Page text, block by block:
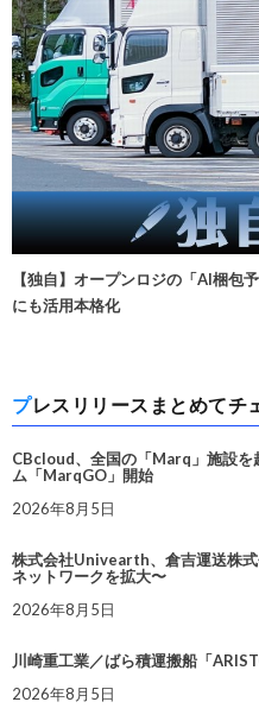
【独自】オープンロジの「AI梱包
にも活用本格化
プレスリリースまとめてチ
CBcloud、全国の「Marq」施設を
ム「MarqGO」開始
2026年8月5日
株式会社Univearth、倉吉運送株
ネットワークを拡大〜
2026年8月5日
川崎重工業／ばら積運搬船「
2026年8月5日